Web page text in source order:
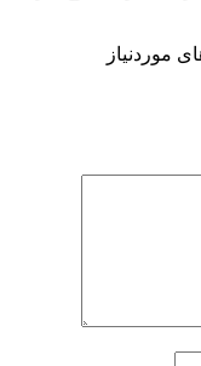
موردنیاز